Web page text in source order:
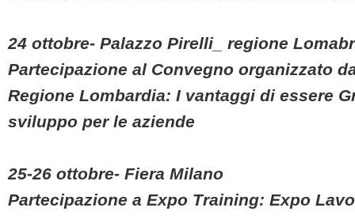
24 ottobre- Palazzo Pirelli_ regione
Partecipazione al Convegno organizzato
Regione Lombardia: I vantaggi di essere
sviluppo per le aziende
25-26 ottobre- Fiera Milano
Partecipazione a Expo Training: Expo